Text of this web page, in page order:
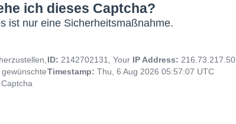
ich dieses Captcha?
ist nur eine Sicherheitsmaßnahme.
ID: 2142702131, Your IP Address: 216.73.217.50
Timestamp: Thu, 6 Aug 2026 05:57:07 UTC